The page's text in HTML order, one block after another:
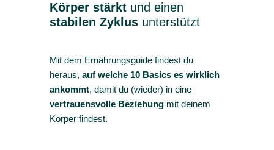
Körper stärktund einen
stabilen Zyklus unterstützt
Mit dem Ernährungsguide findest du
heraus, auf welche 10 Basics es wirklich
ankommt, damit du (wieder) in eine
vertrauensvolle Beziehungmit deinem
Körper findest.